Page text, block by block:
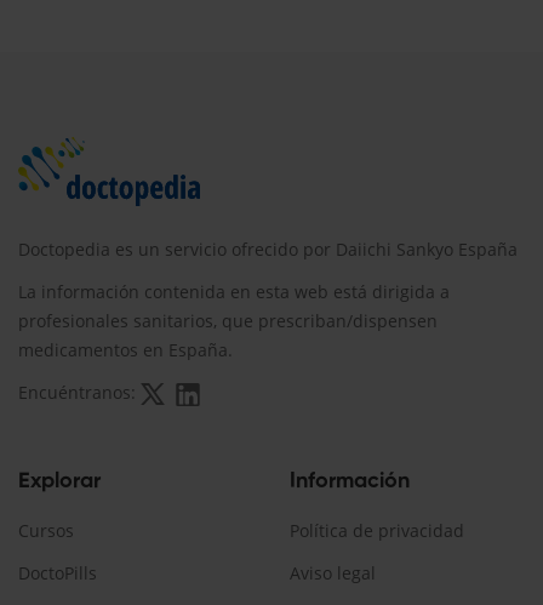
Doctopedia es un servicio ofrecido por Daiichi Sankyo España
La información contenida en esta web está dirigida a
profesionales sanitarios, que prescriban/dispensen
medicamentos en España.
Encuéntranos:
Explorar
Cursos
DoctoPills
Información
Política de privacidad
Aviso legal